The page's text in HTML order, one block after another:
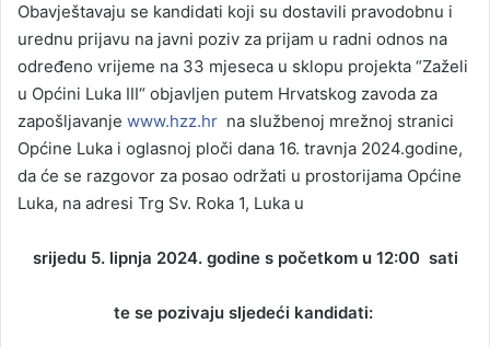
Obavještavaju se kandidati koji su dostavili pravodobnu i
urednu prijavu na javni poziv za prijam u radni odnos na
određeno vrijeme na 33 mjeseca u sklopu projekta “Zaželi
u Općini Luka III“ objavljen putem Hrvatskog zavoda za
zapošljavanje www.hzz.hr na službenoj mrežnoj stranici
Općine Luka i oglasnoj ploči dana 16. travnja 2024.godine,
da će se razgovor za posao održati u prostorijama Općine
Luka, na adresi Trg Sv. Roka 1, Luka u
srijedu 5. lipnja 2024. godine s početkom u 12:00 sati
te se pozivaju sljedeći kandidati: